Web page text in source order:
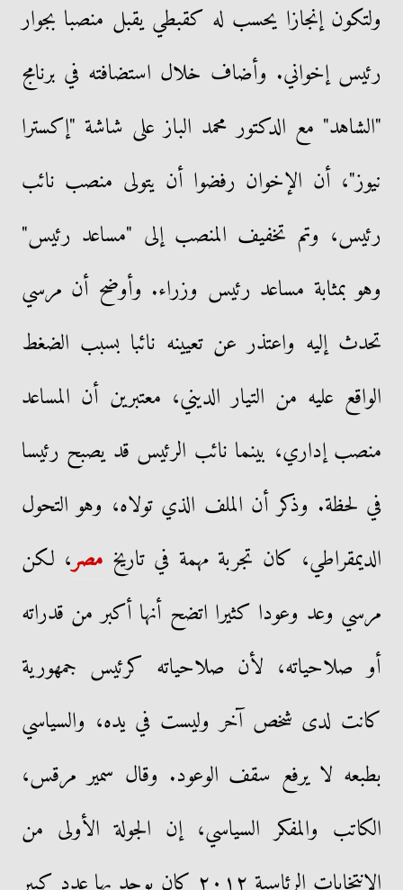
ولتكون إنجازا يحسب له كقبطي يقبل منصبا بجوار
رئيس إخواني. وأضاف خلال استضافته في برنامج
"الشاهد" مع الدكتور محمد الباز على شاشة "إكسترا
نيوز"، أن الإخوان رفضوا أن يتولى منصب نائب
رئيس، وتم تخفيف المنصب إلى "مساعد رئيس"
وهو بمثابة مساعد رئيس وزراء. وأوضح أن مرسي
تحدث إليه واعتذر عن تعيينه نائبا بسبب الضغط
الواقع عليه من التيار الديني، معتبرين أن المساعد
منصب إداري، بينما نائب الرئيس قد يصبح رئيسا
في لحظة. وذكر أن الملف الذي تولاه، وهو التحول
الديمقراطي، كان تجربة مهمة في تاريخ مصر، لكن
مرسي وعد وعودا كثيرا اتضح أنها أكبر من قدراته
أو صلاحياته، لأن صلاحياته كرئيس جمهورية
كانت لدى شخص آخر وليست في يده، والسياسي
بطبعه لا يرفع سقف الوعود. وقال سمير مرقس،
الكاتب والمفكر السياسي، إن الجولة الأولى من